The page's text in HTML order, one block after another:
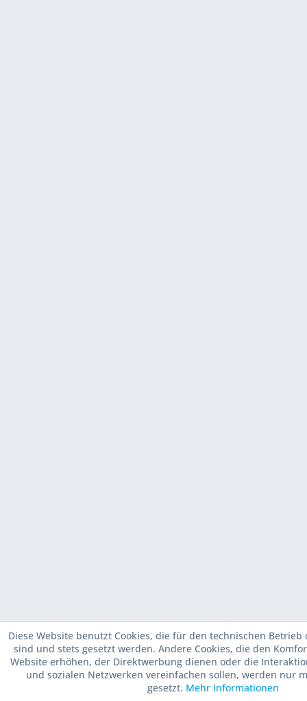
Diese Website benutzt Cookies, die für den technischen
sind und stets gesetzt werden. Andere Cookies, die den
Website erhöhen, der Direktwerbung dienen oder die
und sozialen Netzwerken vereinfachen sollen, werden nur
gesetzt. Mehr Informationen